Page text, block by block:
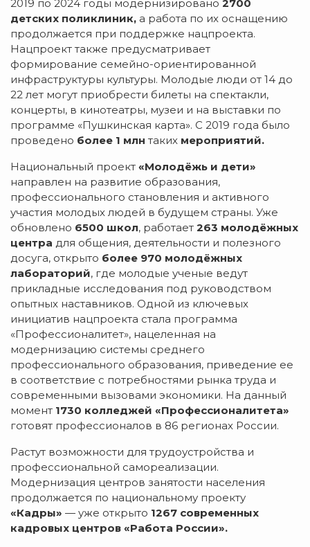
2019 по 2024 годы модернизировано 2700
детских поликлиник, а работа по их оснащению
продолжается при поддержке нацпроекта.
Нацпроект также предусматривает
формирование семейно-ориентированной
инфраструктуры культуры. Молодые люди от 14 до
22 лет могут приобрести билеты на спектакли,
концерты, в кинотеатры, музеи и на выставки по
программе «Пушкинская карта». С 2019 года было
проведено более 1 млн таких мероприятий.
Национальный проект «Молодёжь и дети»
направлен на развитие образования,
профессионального становления и активного
участия молодых людей в будущем страны. Уже
обновлено 6500 школ, работает 263 молодёжных
центра для общения, деятельности и полезного
досуга, открыто более 970 молодёжных
лабораторий, где молодые ученые ведут
прикладные исследования под руководством
опытных наставников. Одной из ключевых
инициатив нацпроекта стала программа
«Профессионалитет», нацеленная на
модернизацию системы среднего
профессионального образования, приведение ее
в соответствие с потребностями рынка труда и
современными вызовами экономики. На данный
момент 1730 колледжей «Профессионалитета»
готовят профессионалов в 86 регионах России.
Растут возможности для трудоустройства и
профессиональной самореализации.
Модернизация центров занятости населения
продолжается по национальному проекту
«Кадры» — уже открыто 1267 современных
кадровых центров «Работа России».